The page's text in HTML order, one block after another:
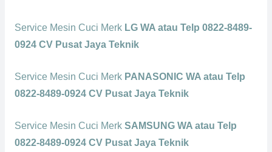
Service Mesin Cuci Merk LG WA atau Telp 0822-8489-
0924 CV Pusat Jaya Teknik
Service Mesin Cuci Merk PANASONIC WA atau Telp
0822-8489-0924 CV Pusat Jaya Teknik
Service Mesin Cuci Merk SAMSUNG WA atau Telp
0822-8489-0924 CV Pusat Jaya Teknik